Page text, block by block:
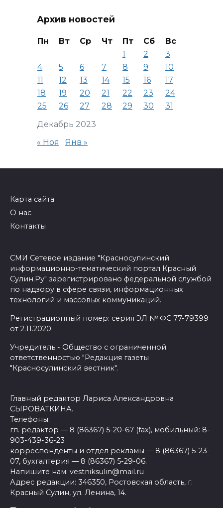
Архив новостей
Декабрь 2023
Пн Вт Ср Чт Пт Сб
Вс
1
2
3
4
5 6 7 8 9
10
11
12 13 14 15 16
17
18
19 20 21 22 23
24
25
26 27 28 29 30 31
« Ноя Янв »
Карта сайта
О нас
Контакты
СМИ Сетевое издание "Красносулинский
информационно-тематический портал Красный
Сулин.Ру" зарегистрировано федеральной службой
по надзору в сфере связи, информационных
технологий и массовых коммуникаций.
Регистрационный номер: серия ЭЛ № ФС 77-79399
от 2.11.2020
Учредитель - Общество с ограниченной
ответственностью "Редакция газеты
"Красносулинский вестник".
Главный редактор Лариса Александровна
СЫРОВАТКИНА.
Телефоны:
гл. редактор — 8 (86367) 5-20-67 (fax), мобильный: 8-
903-439-36-23
корреспонденты и отдел рекламы — 8 (86367) 5-23-
07, бухгалтерия — 8 (86367) 5-29-06.
Напишите нам: vestniksulin@mail.ru
Адрес редакции: 346350, Ростовская область, г.
Красный Сулин, ул. Ленина, 14.